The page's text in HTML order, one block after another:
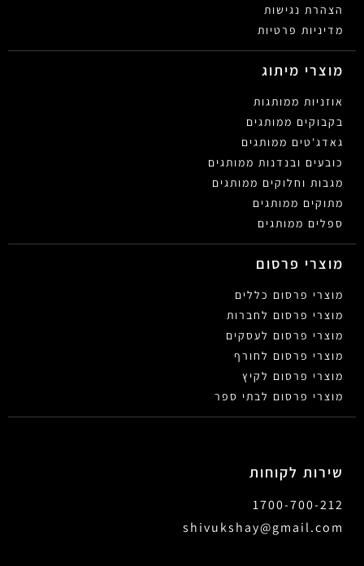
הצהרת נגישות
מדיניות פרטיות
מוצרי מיתוג
אוזניות ממותגות
בקבוקים ממותגים
גאדג'טים ממותגים
כובעים ובנדנות ממותגים
מגבות וחלוקים ממותגים
מתוקים ממותגים
ספלים ממותגים
מוצרי פרסום
מוצרי פרסום כללים
מוצרי פרסום לחברות
מוצרי פרסום לעסקים
מוצרי פרסום לחורף
מוצרי פרסום לקיץ
מוצרי פרסום לבתי ספר
שירות לקוחות
1700-700-212
shivukshay@gmail.com